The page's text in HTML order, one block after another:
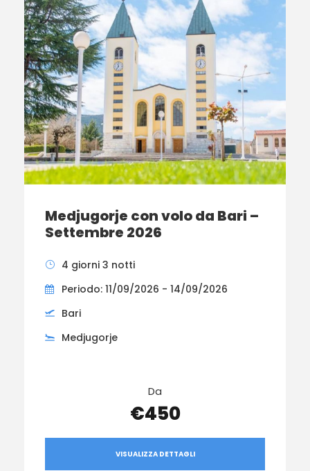
Medjugorje con volo da Bari –
Settembre 2026
4 giorni 3 notti
Periodo: 11/09/2026 - 14/09/2026
Bari
Medjugorje
Da
€450
VISUALIZZA DETTAGLI